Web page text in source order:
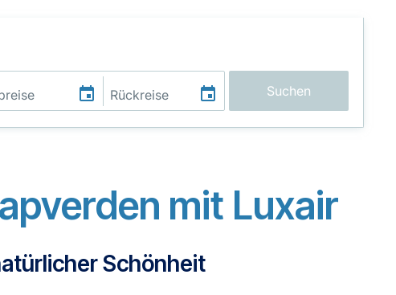
Suchen
mit Luxair
Schönheit